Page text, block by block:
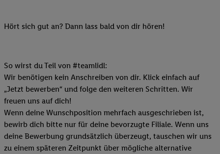
Hört sich gut an? Dann lass bald von dir hören!
So wirst du Teil von #teamlidl:
Wir benötigen kein Anschreiben von dir. Klick einfach auf
„Jetzt bewerben“ und folge den weiteren Schritten. Wir
freuen uns auf dich!
Wenn deine Wunschposition mehrfach ausgeschrieben ist,
bewirb dich bitte nur für deine bevorzugte Filiale. Wenn uns
deine Bewerbung grundsätzlich überzeugt, tauschen wir uns
zu einem späteren Zeitpunkt über mögliche alternative